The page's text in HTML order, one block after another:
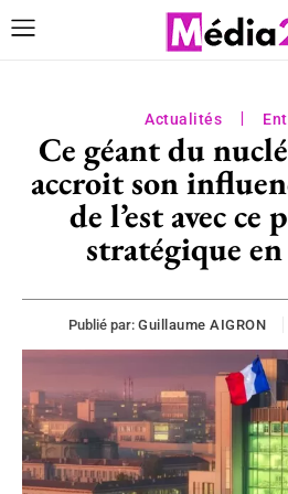
Actualités
Ce géant du
accroit son
de l’est avec
stratégique
Publié par: Guillaume AIGRON